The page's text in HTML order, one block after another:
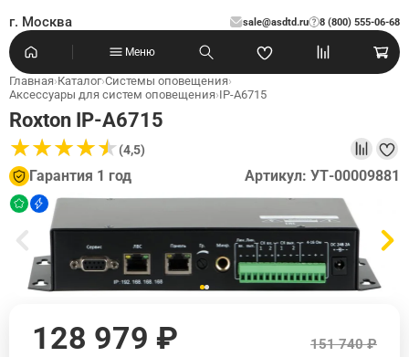
г. Москва sale@asdtd.ru 8 (800) 555-06-68
?
Меню
Главная›Каталог›Системы оповещения›
Аксессуары для систем оповещения›IP-A6715
Roxton IP-A6715
★★★★★
★★★★★(4,5)
Гарантия 1 год Артикул: УТ-00009881
128 979 ₽ 151 740 ₽